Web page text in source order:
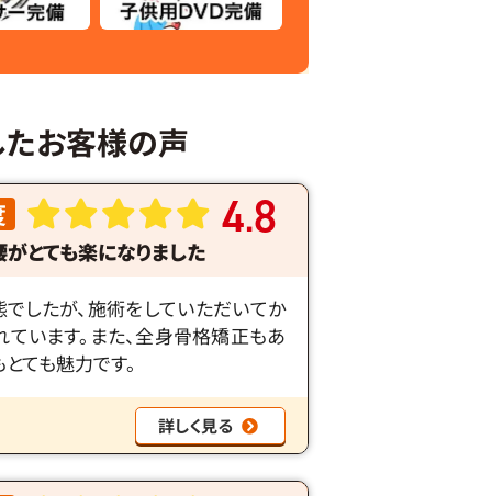
お客様の声
4.8
とても楽になりました
したが、施術をしていただいてか
います。また、全身骨格矯正もあ
ても魅力です。
詳しく見る